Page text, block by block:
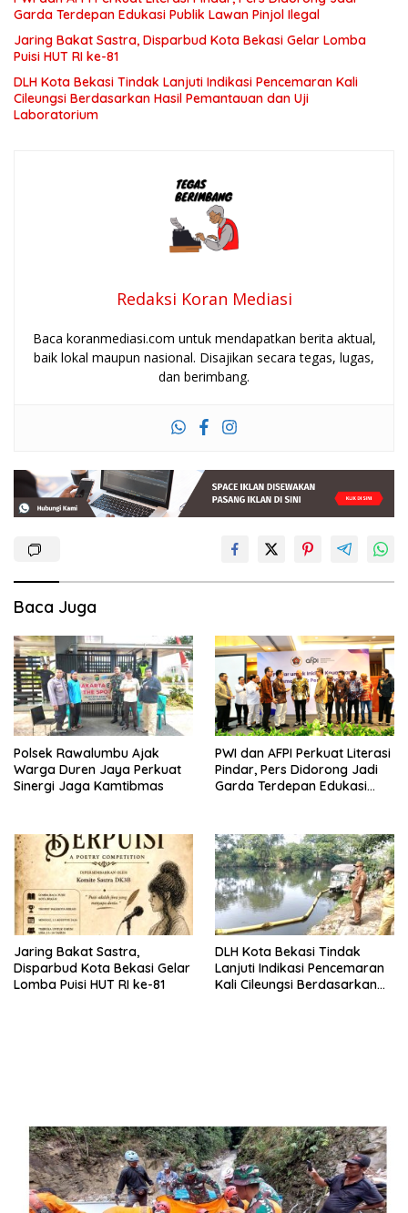
Garda Terdepan Edukasi Publik Lawan Pinjol Ilegal
Jaring Bakat Sastra, Disparbud Kota Bekasi Gelar Lomba
Puisi HUT RI ke-81
DLH Kota Bekasi Tindak Lanjuti Indikasi Pencemaran Kali
Cileungsi Berdasarkan Hasil Pemantauan dan Uji
Laboratorium
Redaksi Koran Mediasi
Baca koranmediasi.com untuk mendapatkan berita aktual,
baik lokal maupun nasional. Disajikan secara tegas, lugas,
dan berimbang.
Baca Juga
Polsek Rawalumbu Ajak
Warga Duren Jaya Perkuat
Sinergi Jaga Kamtibmas
PWI dan AFPI Perkuat Literasi
Pindar, Pers Didorong Jadi
Garda Terdepan Edukasi
Jaring Bakat Sastra,
Disparbud Kota Bekasi Gelar
Lomba Puisi HUT RI ke-81
DLH Kota Bekasi Tindak
Lanjuti Indikasi Pencemaran
Kali Cileungsi Berdasarkan